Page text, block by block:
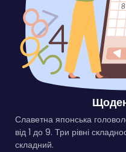
Славетна японська
від 1 до 9. Три рівні
складний.